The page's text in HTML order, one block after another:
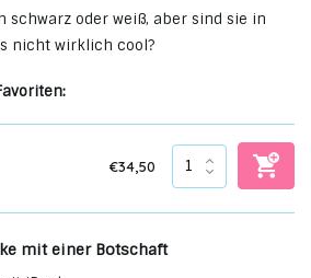
schwarz oder weiß, aber sind sie in
nicht wirklich cool?
€34,50
mit einer Botschaft